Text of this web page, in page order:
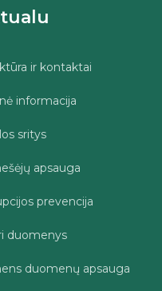
ir kontaktai
informacija
sritys
apsauga
prevencija
duomenys
duomenų apsauga